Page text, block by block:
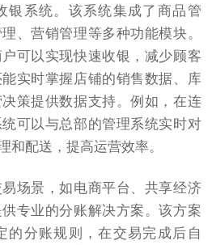
银系统。该系统集成了商品管
、营销管理等多种功能模块。
可以实现快速收银，减少顾客
实时掌握店铺的销售数据、库
策提供数据支持。例如，在连
可以与总部的管理系统实时对
和配送，提高运营效率。​
场景，如电商平台、共享经济
专业的分账解决方案。该方案
的分账规则，在交易完成后自